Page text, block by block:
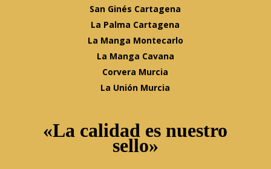
San Ginés Cartagena
La Palma Cartagena
La Manga Montecarlo
La Manga Cavana
Corvera Murcia
La Unión Murcia
«La calidad es nuestro
sello»